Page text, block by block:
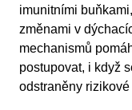
imunitními
změnami v
mechanismů
postupovat, i když
odstraněny rizikové